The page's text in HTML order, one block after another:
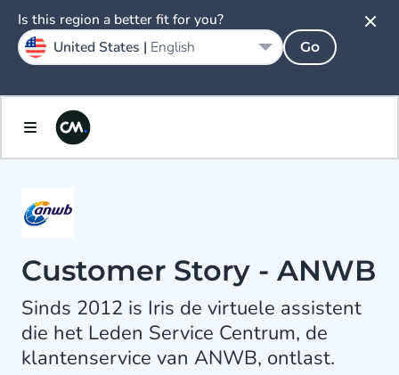
Customer Story - ANWB
Sinds 2012 is Iris de virtuele assistent
die het Leden Service Centrum, de
klantenservice van ANWB, ontlast.
Is this region a better fit for you?
United States | English Go